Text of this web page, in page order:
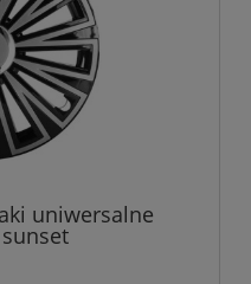
uniwersalne